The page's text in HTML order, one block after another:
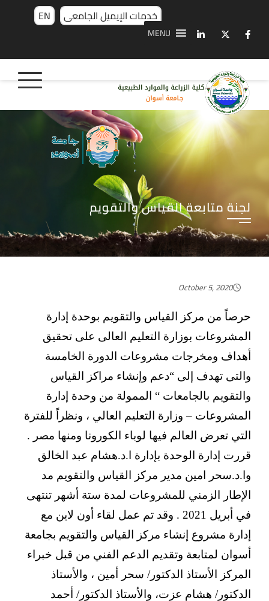
EN خدمات الإيميل الجامعى
MENU
لجنة متابعة القياس والتقويم
October 5, 2020
حرصاً من مركز القياس والتقويم بوحدة إدارة
المشروعات بوزارة التعليم العالى على تحقيق
أهداف ومخرجات مشروعات الدورة الخامسة
والتى تهدف إلى “دعم وإنشاء مراكز القياس
والتقويم بالجامعات “ الممولة من وحدة إدارة
المشروعات – وزارة التعليم العالي ، ونظراً للفترة
التي تعرض العالم فيها لوباء الكورونا ومنها مصر .
قررت إدارة الوحدة بإدارة ا.د.هشام عبد الخالق
وا.د.سحر امين مدير مركز القياس والتقويم مد
الإطار الزمني للمشروعات لمدة ستة أشهر تنتهى
في أبريل 2021 . وقد تم عمل لقاء أون لاين مع
إدارة مشروع إنشاء مركز القياس والتقويم بجامعة
أسوان لمتابعة وتقديم الدعم الفني من قبل خبراء
المركز الأستاذ الدكتور/ سحر أمين ، والأستاذ
الدكتور/ هشام عزت، والأستاذ الدكتور/ أحمد